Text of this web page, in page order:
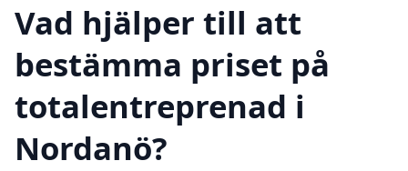
Vad hjälper till att
bestämma priset på
totalentreprenad i
Nordanö?